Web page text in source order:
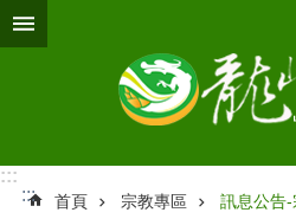
跳到主要內容區塊
:::
:::
首頁 宗教專區 訊息公告-